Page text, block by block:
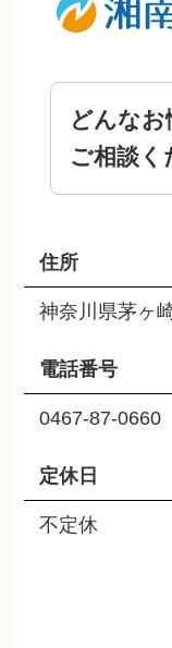
どんな
ご相談く
住所
神奈川県茅ヶ
電話番号
0467-87-0660
定休日
不定休